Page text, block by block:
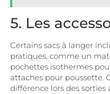
5. Les
Certains sacs à langer
pratiques, comme un
pochettes isothermes
attaches pour poussette.
différence lors des sorties